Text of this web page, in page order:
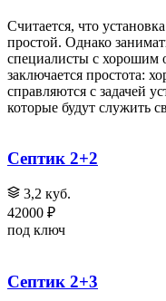
Считается, что
простой. Однако
специалисты с
заключается простота:
справляются с задачей
которые будут служить
Септик 2+2
3,2 куб.
42000 ₽
под ключ
Септик 2+3